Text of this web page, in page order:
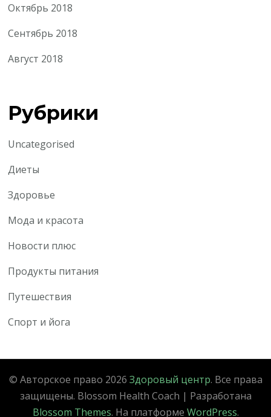
Октябрь 2018
Сентябрь 2018
Август 2018
Рубрики
Uncategorised
Диеты
Здоровье
Мода и красота
Новости плюс
Продукты питания
Путешествия
Спорт и йога
© Авторское право 2026 Здоровый центр. Все права
защищены. Blossom Health Coach | Разработана
Blossom Themes. На платформе WordPress.